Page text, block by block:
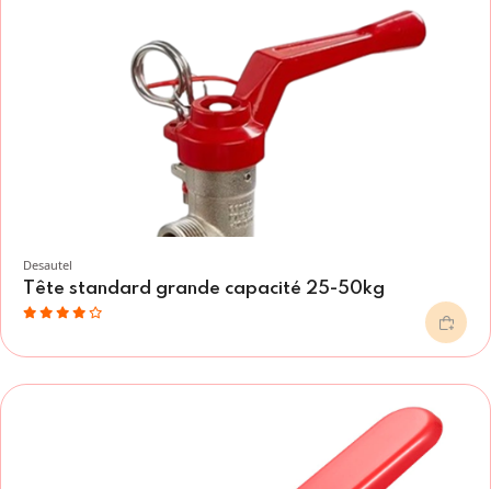
Desautel
Tête standard grande capacité 25-50kg